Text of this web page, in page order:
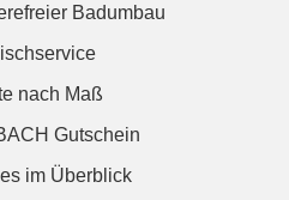
Badumbau
nach Maß
Gutschein
im Überblick